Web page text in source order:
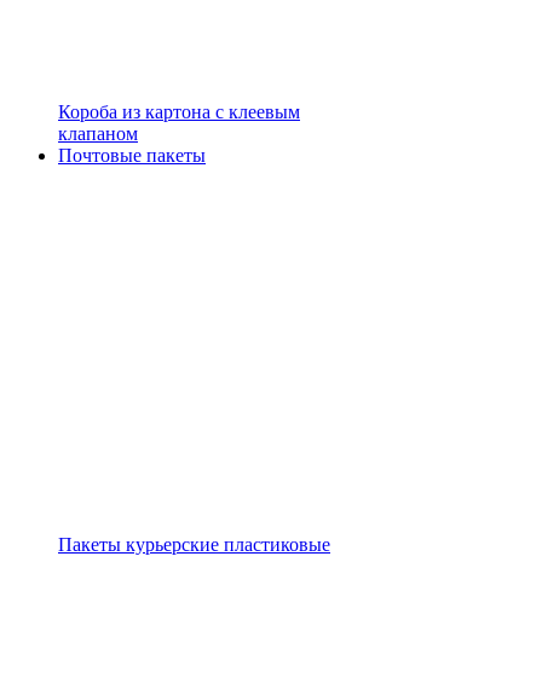
Короба из картона с клеевым
клапаном
Почтовые пакеты
Пакеты курьерские пластиковые